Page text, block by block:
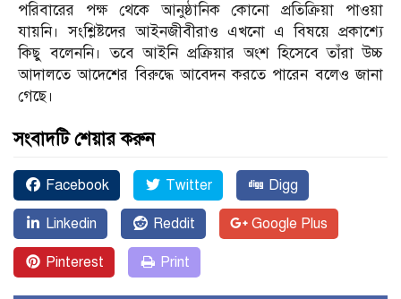
পরিবারের পক্ষ থেকে আনুষ্ঠানিক কোনো প্রতিক্রিয়া পাওয়া
যায়নি। সংশ্লিষ্টদের আইনজীবীরাও এখনো এ বিষয়ে প্রকাশ্যে
কিছু বলেননি। তবে আইনি প্রক্রিয়ার অংশ হিসেবে তাঁরা উচ্চ
আদালতে আদেশের বিরুদ্ধে আবেদন করতে পারেন বলেও জানা
গেছে।
সংবাদটি শেয়ার করুন
Facebook Twitter Digg
Linkedin Reddit Google Plus
Pinterest Print